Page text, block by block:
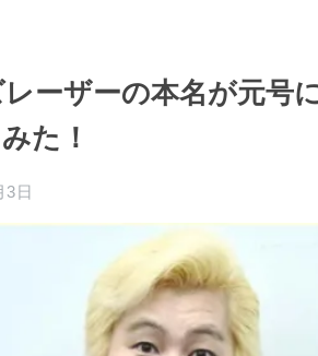
レーザーの本名が元号
た！
3日